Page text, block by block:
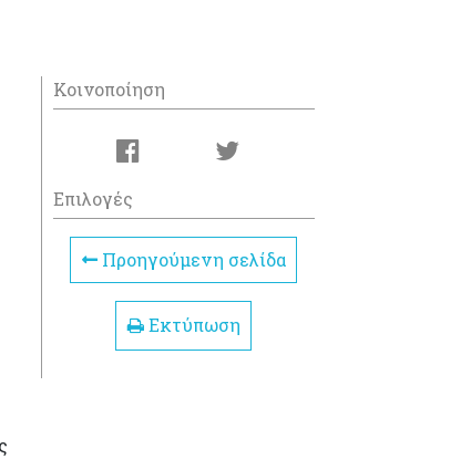
Κοινοποίηση
Επιλογές
Προηγούμενη σελίδα
Εκτύπωση